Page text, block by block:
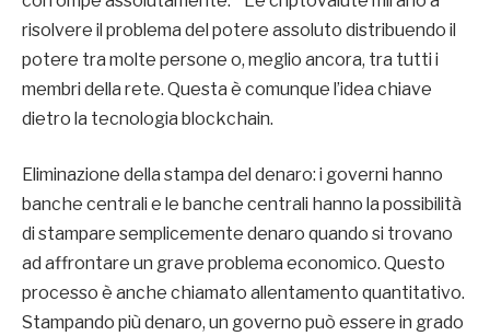
risolvere il problema del potere assoluto distribuendo il
potere tra molte persone o, meglio ancora, tra tutti i
membri della rete. Questa è comunque l’idea chiave
dietro la tecnologia blockchain.
Eliminazione della stampa del denaro: i governi hanno
banche centrali e le banche centrali hanno la possibilità
di stampare semplicemente denaro quando si trovano
ad affrontare un grave problema economico. Questo
processo è anche chiamato allentamento quantitativo.
Stampando più denaro, un governo può essere in grado